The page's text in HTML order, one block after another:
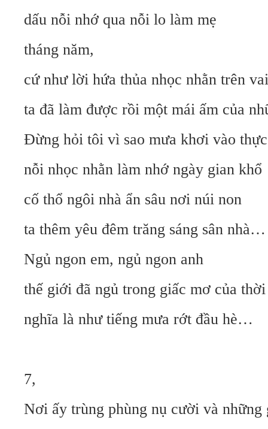
dấu nỗi nhớ qua nỗi lo làm mẹ
tháng năm,
cứ như lời hứa thủa nhọc nhằn trên
ta đã làm được rồi một mái ấm của
Đừng hỏi tôi vì sao mưa khơi vào
nỗi nhọc nhằn làm nhớ ngày gian khổ
cố thổ ngôi nhà ẩn sâu nơi núi non
ta thêm yêu đêm trăng sáng sân nhà…
Ngủ ngon em, ngủ ngon anh
thế giới đã ngủ trong giấc mơ của
nghĩa là như tiếng mưa rớt đầu hè…
7,
Nơi ấy trùng phùng nụ cười và những